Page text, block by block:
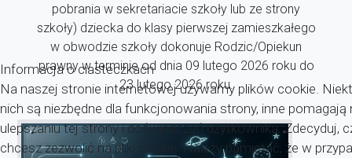
pobrania w sekretariacie szkoły lub ze strony
szkoły) dziecka do klasy pierwszej zamieszkałego
w obwodzie szkoły dokonuje Rodzic/Opiekun
prawny w terminie od dnia 09 lutego 2026 roku do
23 lutego 2026 roku.
Informacja o ciasteczkach
Na naszej stronie internetowej używamy plików cookie.
nich są niezbędne dla funkcjonowania strony, inne pomagają
ulepszaniu tej strony i doświadczeń użytkownika. Zdecyduj,
chcesz zezwolić na pliki cookie. Należy pamiętać, że w